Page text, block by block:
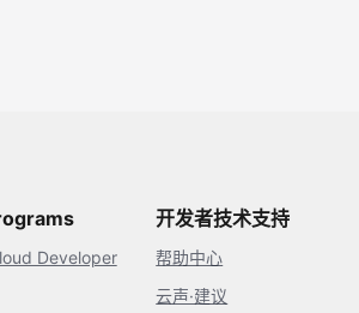
Developer
开发者技术支持
帮助中心
云声·建议